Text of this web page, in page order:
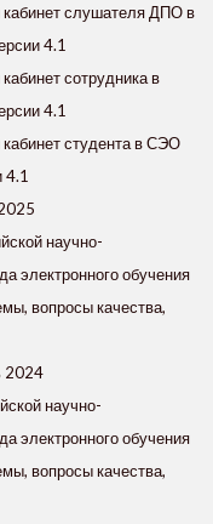
слушателя ДПО в
4.1
сотрудника в
4.1
студента в СЭО
4.1
научно-
электронного обучения
вопросы качества,
2024
научно-
электронного обучения
вопросы качества,